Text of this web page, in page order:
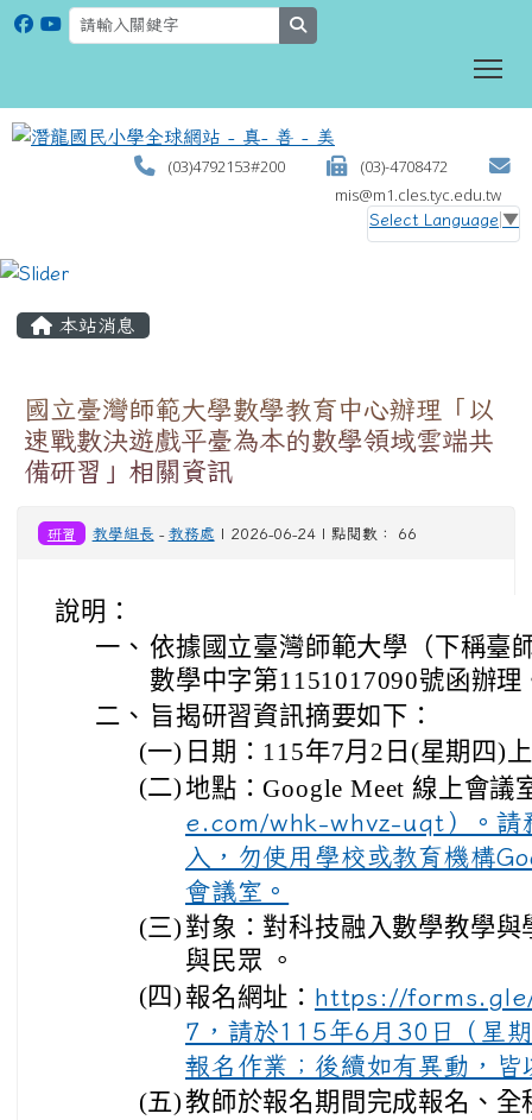
(03)4792153#200
(03)-4708472
mis@m1.cles.tyc.edu.tw
Select Language ▼
本站消息
國立臺灣師範大學數學教育中心辦理「以
速戰數決遊戲平臺為本的數學領域雲端共
備研習」相關資訊
研習 教學組長 - 教務處 | 2026-06-24 | 點閱數： 66
說明：
一、 依據國立臺灣師範大學（下稱臺
數學中字第1151017090號函辦理
二、 旨揭研習資訊摘要如下：
(一) 日期：115年7月2日(星期四)
(二)地點：Google Meet 線上會議
e.com/whk-whvz-uqt）。請
入，勿使用學校或教育機構
會議室。
(三) 對象：對科技融入數學教學
與民眾 。
(四) 報名網址： https://
7，請於115年6月30日（星
報名作業；後續如有異動，皆
(五)教師於報名期間完成報名、